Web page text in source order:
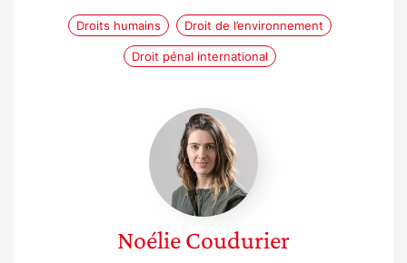
Droits humains Droit de l’environnement
Droit pénal international
Noélie
Coudurier
NoélieCoudurier